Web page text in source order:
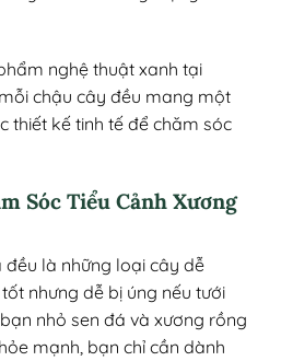
nghệ thuật xanh tại
chậu cây đều mang một
thiết kế tinh tế để chăm sóc
Sóc Tiểu Cảnh Xương
là những loại cây dễ
nhưng dễ bị úng nếu tưới
nhỏ sen đá và xương rồng
mạnh, bạn chỉ cần dành